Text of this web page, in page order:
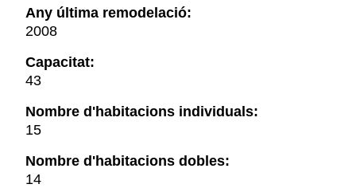
Any última remodelació:
2008
Capacitat:
43
Nombre d'habitacions individuals:
15
Nombre d'habitacions dobles:
14